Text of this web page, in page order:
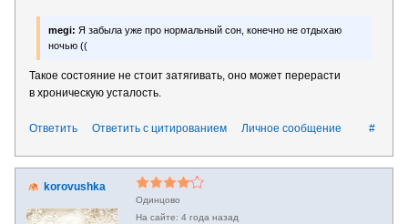
megi: Я забыла уже про нормальный сон, конечно не отдыхаю
ночью ((
Такое состояние не стоит затягивать, оно может перерасти
в хроническую усталость.
#
Ответить Ответить с цитированием Личное сообщение
korovushka
Одинцово
4 года назад